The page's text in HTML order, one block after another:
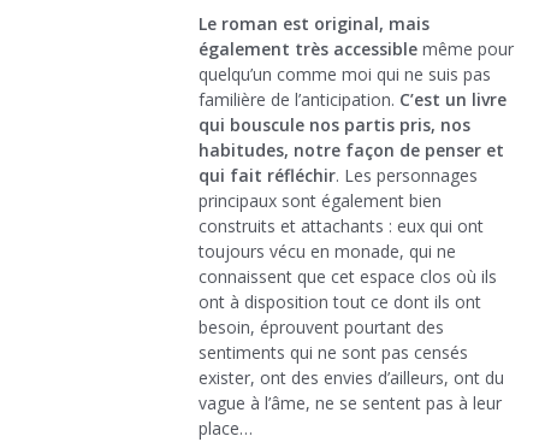
Le roman est original, mais
également très accessible même pour
quelqu’un comme moi qui ne suis pas
familière de l’anticipation. C’est un livre
qui bouscule nos partis pris, nos
habitudes, notre façon de penser et
qui fait réfléchir. Les personnages
principaux sont également bien
construits et attachants : eux qui ont
toujours vécu en monade, qui ne
connaissent que cet espace clos où ils
ont à disposition tout ce dont ils ont
besoin, éprouvent pourtant des
sentiments qui ne sont pas censés
exister, ont des envies d’ailleurs, ont du
vague à l’âme, ne se sentent pas à leur
place…